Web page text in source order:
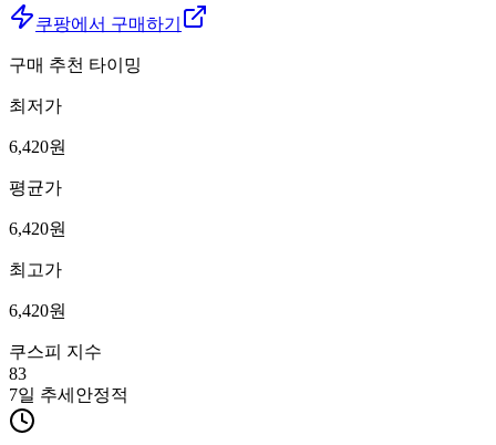
쿠팡에서 구매하기
구매 추천 타이밍
최저가
6,420원
평균가
6,420원
최고가
6,420원
쿠스피 지수
83
7일 추세 안정적